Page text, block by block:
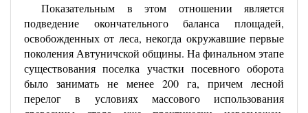
Показательным в этом отношении является
подведение окончательного баланса площадей,
освобожденных от леса, некогда окружавшие первые
поколения Автуничской общины. На финальном этапе
существования поселка участки посевного оборота
было занимать не менее 200 га, причем лесной
перелог в условиях массового использования